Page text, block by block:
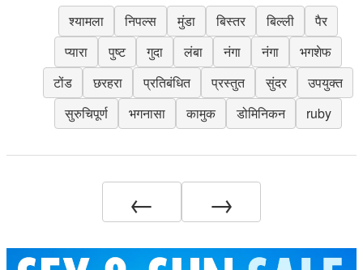
श्यामला निपल्स मुंडा बिस्तर बिल्ली
पैर
प्यारा
पुष्ट गुदा लंबा नंगा नंगा
भगशेफ
टोंड
छरहरा प्रतिबंधित प्रस्तुत सुंदर
उपयुक्त
सुरुचिपूर्ण
भगनासा कामुक डोमिनिकन ruby
← →